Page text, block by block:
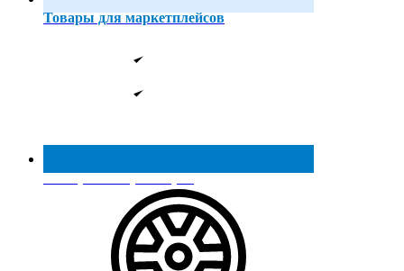
Товары для маркетплейсов
Реестр МинПромТорга